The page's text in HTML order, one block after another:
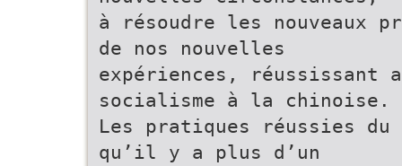
à résoudre les nouveaux
de nos nouvelles
expériences,
socialisme à la chinoise.
Les pratiques réussies
qu’il y a plus d’un